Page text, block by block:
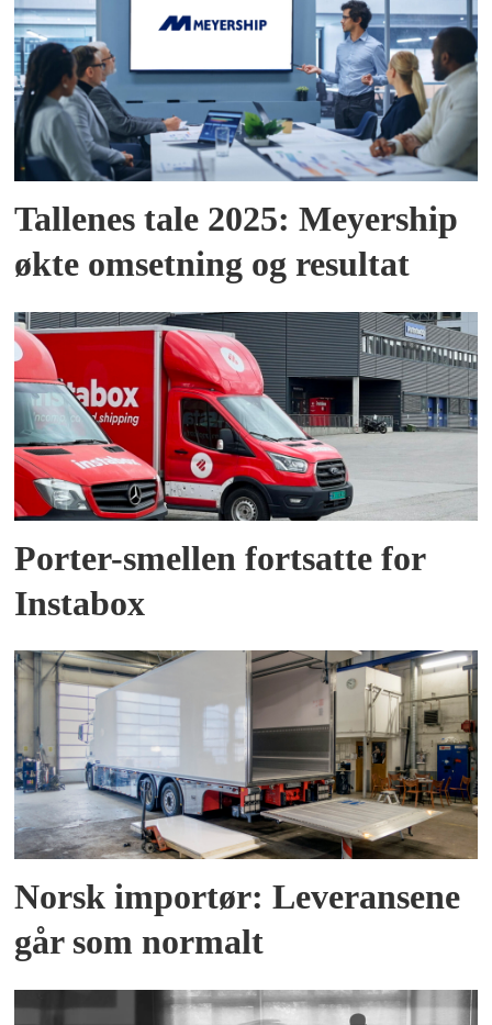
Tallenes tale 2025: Meyership
økte omsetning og resultat
Porter-smellen fortsatte for
Instabox
Norsk importør: Leveransene
går som normalt